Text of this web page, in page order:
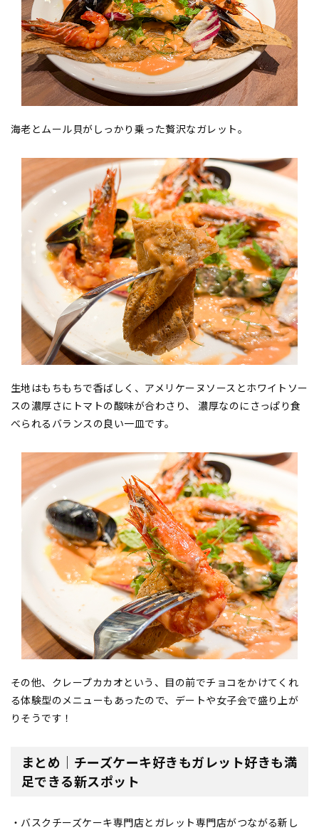
海老とムール貝がしっかり乗った贅沢なガレット。
生地はもちもちで香ばしく、アメリケーヌソースとホワイトソー
スの濃厚さにトマトの酸味が合わさり、 濃厚なのにさっぱり食
べられるバランスの良い一皿です。
その他、クレープカカオという、目の前でチョコをかけてくれ
る体験型のメニューもあったので、デートや女子会で盛り上が
りそうです！
まとめ｜チーズケーキ好きもガレット好きも満
足できる新スポット
・バスクチーズケーキ専門店とガレット専門店がつながる新し